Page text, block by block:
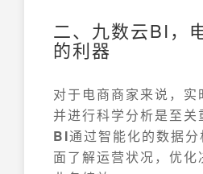
二、九数云BI，
的利器
对于电商商家来说，实
并进行科学分析是至关
BI通过智能化的数据
面了解运营状况，优化